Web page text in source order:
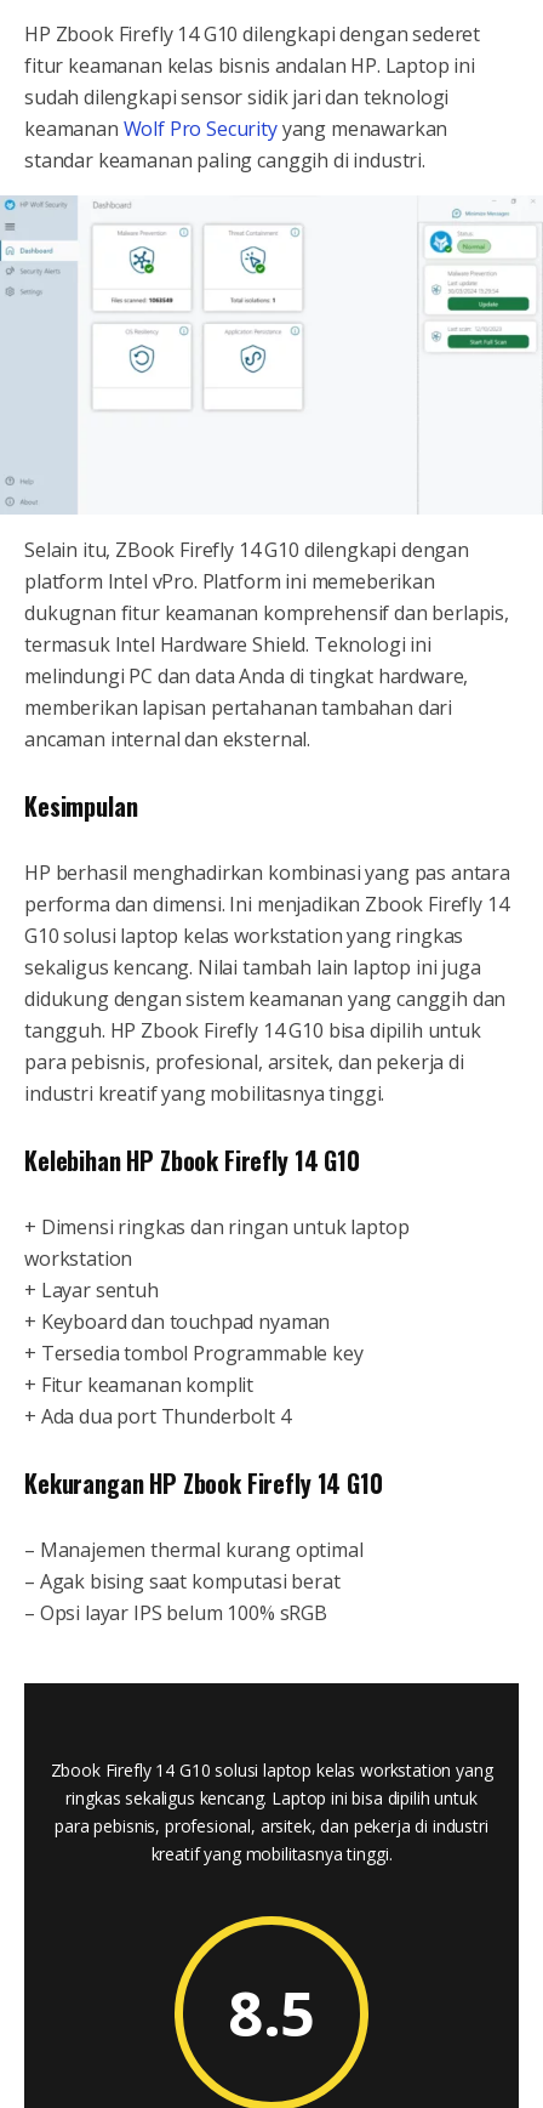
HP Zbook Firefly 14 G10 dilengkapi dengan sederet
fitur keamanan kelas bisnis andalan HP. Laptop ini
sudah dilengkapi sensor sidik jari dan teknologi
keamanan Wolf Pro Securityyang menawarkan
standar keamanan paling canggih di industri.
Selain itu, ZBook Firefly 14 G10 dilengkapi dengan
platform Intel vPro. Platform ini memeberikan
dukugnan fitur keamanan komprehensif dan berlapis,
termasuk Intel Hardware Shield. Teknologi ini
melindungi PC dan data Anda di tingkat hardware,
memberikan lapisan pertahanan tambahan dari
ancaman internal dan eksternal.
Kesimpulan
HP berhasil menghadirkan kombinasi yang pas antara
performa dan dimensi. Ini menjadikan Zbook Firefly 14
G10 solusi laptop kelas workstation yang ringkas
sekaligus kencang. Nilai tambah lain laptop ini juga
didukung dengan sistem keamanan yang canggih dan
tangguh. HP Zbook Firefly 14 G10 bisa dipilih untuk
para pebisnis, profesional, arsitek, dan pekerja di
industri kreatif yang mobilitasnya tinggi.
Kelebihan HP Zbook Firefly 14 G10
+ Dimensi ringkas dan ringan untuk laptop
workstation
+ Layar sentuh
+ Keyboard dan touchpad nyaman
+ Tersedia tombol Programmable key
+ Fitur keamanan komplit
+ Ada dua port Thunderbolt 4
Kekurangan HP Zbook Firefly 14 G10
– Manajemen thermal kurang optimal
– Agak bising saat komputasi berat
– Opsi layar IPS belum 100% sRGB
Zbook Firefly 14 G10 solusi laptop kelas workstation yang
ringkas sekaligus kencang. Laptop ini bisa dipilih untuk
para pebisnis, profesional, arsitek, dan pekerja di industri
kreatif yang mobilitasnya tinggi.
8.5